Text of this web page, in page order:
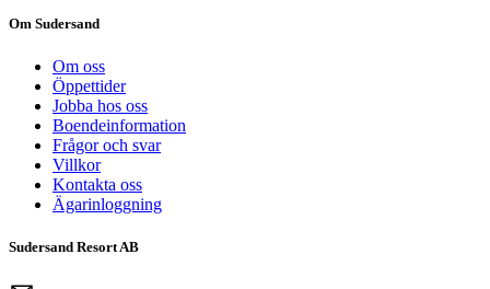
Om Sudersand
Om oss
Öppettider
Jobba hos oss
Boendeinformation
Frågor och svar
Villkor
Kontakta oss
Ägarinloggning
Sudersand Resort AB